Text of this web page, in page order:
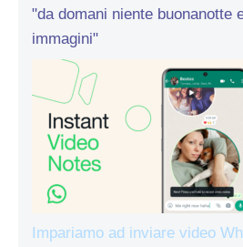
"da domani niente buonanotte
immagini"
Impariamo ad inviare video